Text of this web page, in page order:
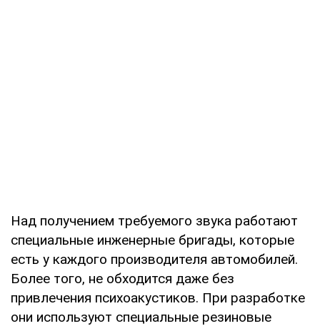
Над получением требуемого звука работают
специальные инженерные бригады, которые
есть у каждого производителя автомобилей.
Более того, не обходится даже без
привлечения психоакустиков. При разработке
они используют специальные резиновые